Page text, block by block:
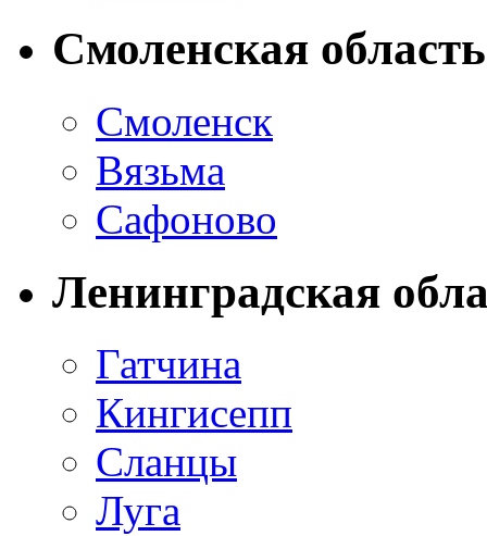
Смоленская область
Смоленск
Вязьма
Сафоново
Ленинградская
Гатчина
Кингисепп
Сланцы
Луга